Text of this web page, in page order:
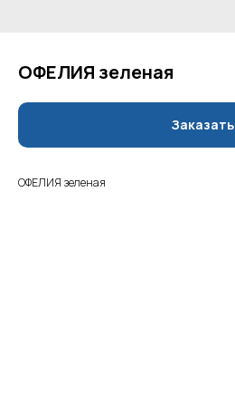
ОФЕЛИЯ зеленая
Заказать
ОФЕЛИЯ зеленая